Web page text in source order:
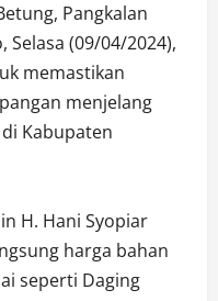
Pangkalan
Selasa (09/04/2024),
memastikan
menjelang
Kabupaten
H. Hani Syopiar
harga bahan
seperti Daging